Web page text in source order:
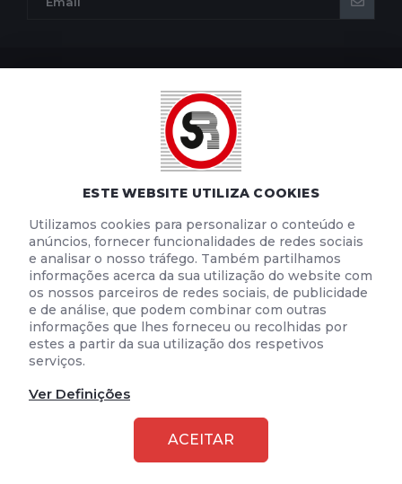
ESTE WEBSITE UTILIZA COOKIES
Utilizamos cookies para personalizar o conteúdo e
anúncios, fornecer funcionalidades de redes sociais
e analisar o nosso tráfego. Também partilhamos
informações acerca da sua utilização do website com
os nossos parceiros de redes sociais, de publicidade
e de análise, que podem combinar com outras
informações que lhes forneceu ou recolhidas por
estes a partir da sua utilização dos respetivos
serviços.
Ver Definições
ACEITAR
POLÍTICA DE COOKIES
TERMOS E CONDIÇÕES DE UTILIZAÇÃO